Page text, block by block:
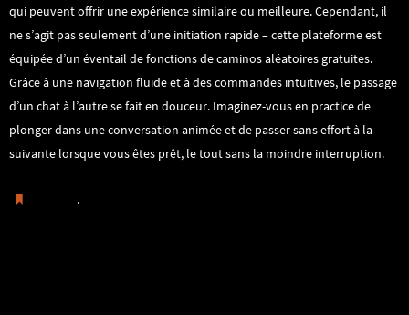
qui peuvent offrir une expérience similaire ou meilleure. Cependant, il
ne s’agit pas seulement d’une initiation rapide – cette plateforme est
équipée d’un éventail de fonctions de caminos aléatoires gratuites.
Grâce à une navigation fluide et à des commandes intuitives, le passage
d’un chat à l’autre se fait en douceur. Imaginez-vous en practice de
plonger dans une conversation animée et de passer sans effort à la
suivante lorsque vous êtes prêt, le tout sans la moindre interruption.
.